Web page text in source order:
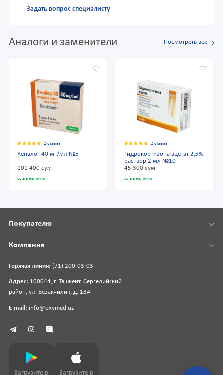
Задать вопрос специалисту
Аналоги и заменители Посмотреть все
2 отзыва
Кеналог 40 мг/мл №5
101 400 сум
Есть в наличии
2 отзыва
Гидрокортизона ацетат 2,5%
раствор 2 мл №10
45 300 сум
Есть в наличии
Горячая линия: (71) 200-03-03
Адрес: 100044, г. Ташкент, Сергелийский
район, ул. Безакчилик, д. 18А
E-mail: info@oxymed.uz
Покупателю
Компания
Загрузите в Загрузите в